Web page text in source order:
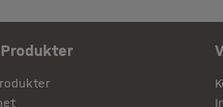
olika arbetsmiljöer. De smidiga
som livsmedelshantering.
och fraktas på till exempel
Produkter